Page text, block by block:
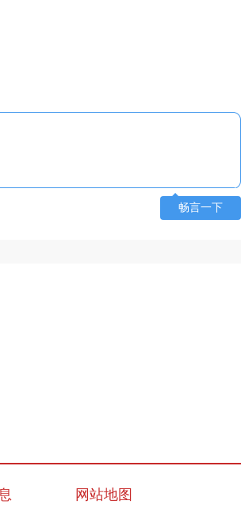
畅言一下
网站地图